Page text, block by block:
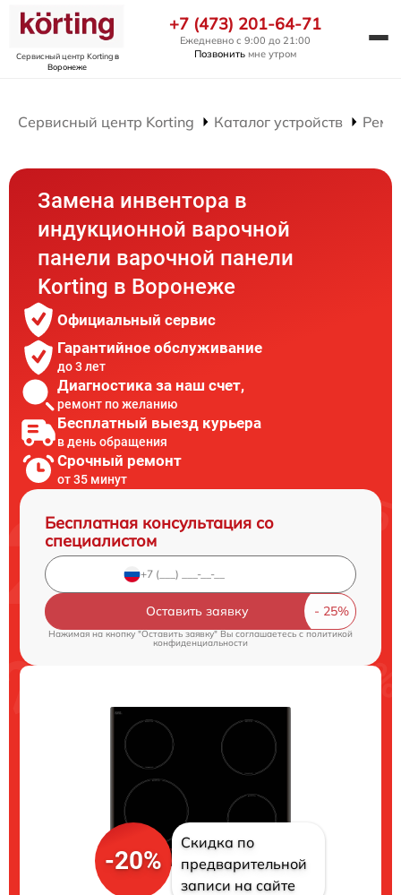
Сервисный центр Kortingв
Воронеже
+7 (473) 201-64-71
Ежедневно с 9:00 до 21:00
Позвонить мне утром
Сервисный центр Korting Каталог устройств
Замена инвентора в
индукционной варочной
панели варочной панели
Korting в Воронеже
Официальный сервис
Гарантийное обслуживание
до 3 лет
Диагностика за наш счет,
ремонт по желанию
Бесплатный выезд курьера
в день обращения
Срочный ремонт
от 35 минут
Бесплатная консультация со
специалистом
Оставить заявку
Нажимая на кнопку "Оставить заявку" Вы соглашаетесь cполитикой
конфиденциальности
-20%
Скидка по
предварительной
записи на сайте